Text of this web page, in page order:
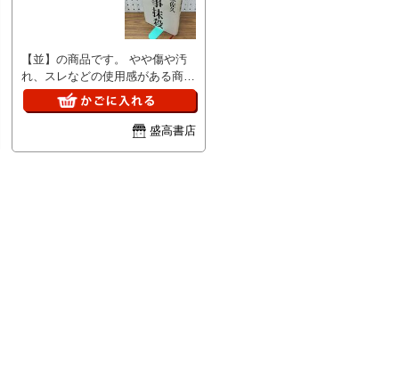
お問い合わせの回答は当日に回答
出来ない場合があり、翌日が土・
日の場合は月曜日、祝日の場合は
次の日になる場合があります。
■I■キャンセル・返品について■I■
商品説明や注意事項に記載してい
る内容に関する返品や返金には一
切お応え出来ません。 ■I■落札後
【並】の商品です。 やや傷や汚
れ、スレなどの使用感がある商品
です。 完璧にはチェックしてお
りませんので、見落としの可能性
が有る事をご理解頂き、ご検討下
盛高書店